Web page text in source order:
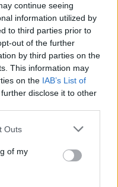
continue seeing
information utilized by
to third parties prior to
out of the further
by third parties on the
This information may
on the IAB’s List of
disclose it to other
one or more Google
You may click to
its third-party tags to
in below Google
Outs
of my